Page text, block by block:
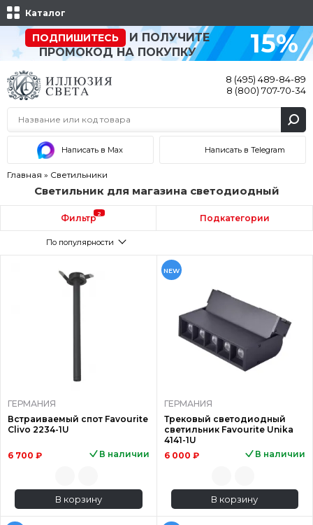
Каталог
ПОДПИШИТЕСЬ
И ПОЛУЧИТЕ
ПРОМОКОД НА ПОКУПКУ
15%
8 (495) 489-84-89
8 (800) 707-70-34
Написать в Max Написать в Telegram
Главная » Светильники
Светильник для магазина светодиодный
Фильтр 2 Подкатегории
По популярности
ГЕРМАНИЯ
Встраиваемый спот Favourite
Clivo 2234-1U
6 700 ₽ В наличии
В корзину
NEW
ГЕРМАНИЯ
Трековый светодиодный
светильник Favourite Unika
4141-1U
6 000 ₽
В наличии
В корзину